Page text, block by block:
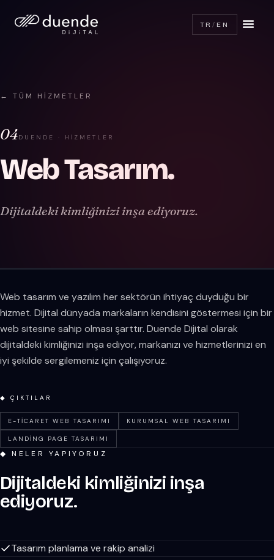
TR / EN
← TÜM HIZMETLER
04DUENDE · HIZMETLER
Web Tasarım.
Dijitaldeki kimliğinizi inşa ediyoruz.
Web tasarım ve yazılım her sektörün ihtiyaç duyduğu bir
hizmet. Dijital dünyada markaların kendisini göstermesi için bir
web sitesine sahip olması şarttır. Duende Dijital olarak
dijitaldeki kimliğinizi inşa ediyor, markanızı ve hizmetlerinizi en
iyi şekilde sergilemeniz için çalışıyoruz.
◆ ÇIKTILAR
E-TICARET WEB TASARIMI KURUMSAL WEB TASARIMI
LANDING PAGE TASARIMI
◆ NELER YAPIYORUZ
Dijitaldeki kimliğinizi inşa
ediyoruz.
Tasarım planlama ve rakip analizi